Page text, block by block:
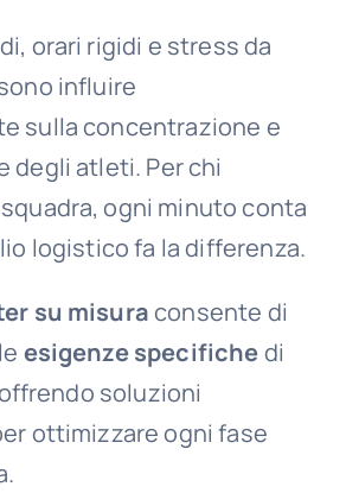
orari rigidi e stress da
influire
sulla concentrazione e
degli atleti. Per chi
ogni minuto conta
logistico fa la differenza.
su misuraconsente di
esigenze specifichedi
soluzioni
ottimizzare ogni fase